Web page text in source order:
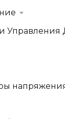
Управления